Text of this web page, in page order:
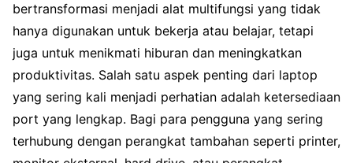
bertransformasi menjadi alat multifungsi yang tidak
hanya digunakan untuk bekerja atau belajar, tetapi
juga untuk menikmati hiburan dan meningkatkan
produktivitas. Salah satu aspek penting dari laptop
yang sering kali menjadi perhatian adalah ketersediaan
port yang lengkap. Bagi para pengguna yang sering
terhubung dengan perangkat tambahan seperti printer,